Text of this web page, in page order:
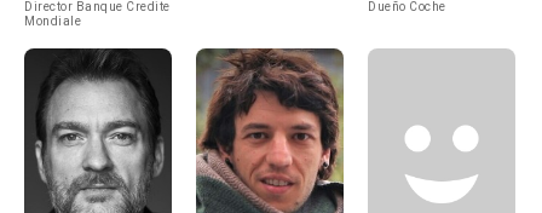
Director Banque Credite
Mondiale
Dueño Coche